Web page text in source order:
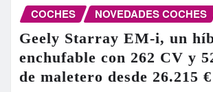
COCHES NOVEDADES COCHES
Geely Starray EM-i, un
enchufable con 262 CV y
de maletero desde 26.215 €